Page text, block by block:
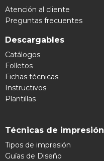
Atención al cliente
Preguntas frecuentes
Descargables
Catálogos
Folletos
Fichas técnicas
Instructivos
Plantillas
Técnicas de impresión
Tipos de impresión
Guías de Diseño